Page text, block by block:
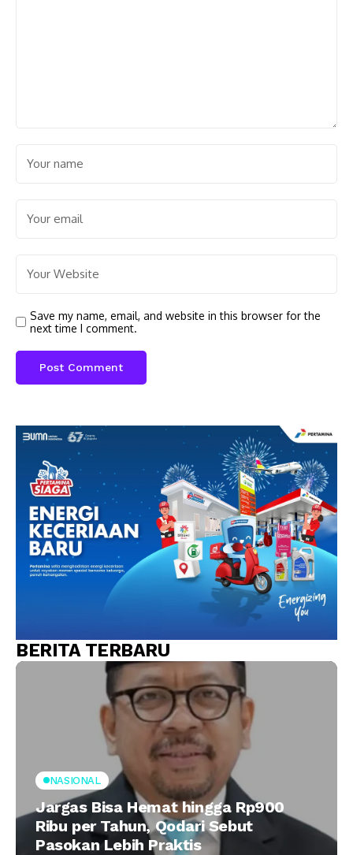
Save my name, email, and website in this browser for the
next time I comment.
BERITA TERBARU
NASIONAL
Jargas Bisa Hemat hingga Rp900
Ribu per Tahun, Qodari Sebut
Pasokan Lebih Praktis